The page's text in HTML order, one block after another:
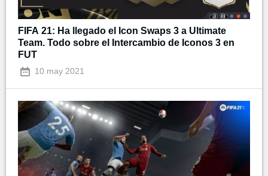
FIFA 21: Ha llegado el Icon Swaps 3 a Ultimate
Team. Todo sobre el Intercambio de Iconos 3 en
FUT
10 may 2021